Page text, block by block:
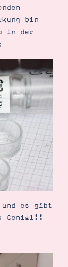
bin
in der
und es gibt
Genial!!